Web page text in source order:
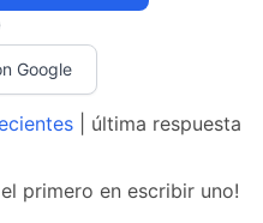
Google
| última respuesta
primero en escribir uno!